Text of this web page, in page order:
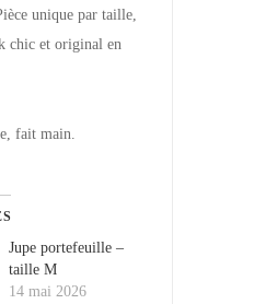
unique par taille,
chic et original en
fait main.
Jupe portefeuille –
taille M
14 mai 2026